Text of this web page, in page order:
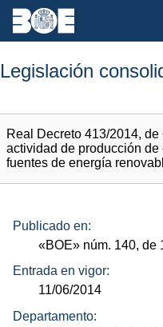
Legislación
Real Decreto 413/2014,
actividad de producción
fuentes de energía
Publicado en:
«BOE» núm. 140, de
Entrada en vigor:
11/06/2014
Departamento: